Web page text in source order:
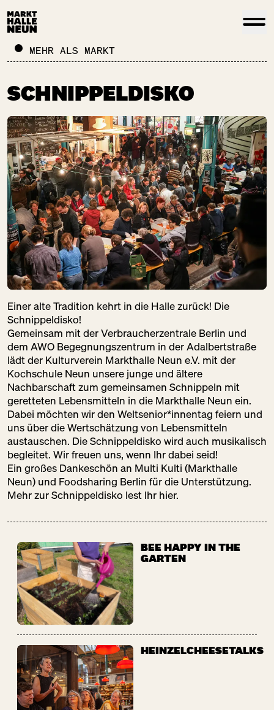
MEHR ALS MARKT
SCHNIPPELDISKO
Einer alte Tradition kehrt in die Halle zurück! Die
Schnippeldisko!
Gemeinsam mit der Verbraucherzentrale Berlin und
dem AWO Begegnungszentrum in der Adalbertstraße
lädt der Kulturverein Markthalle Neun e.V. mit der
Kochschule Neun unsere junge und ältere
Nachbarschaft zum gemeinsamen Schnippeln mit
geretteten Lebensmitteln in die Markthalle Neun ein.
Dabei möchten wir den Weltsenior*innentag feiern und
uns über die Wertschätzung von Lebensmitteln
austauschen. Die Schnippeldisko wird auch musikalisch
begleitet. Wir freuen uns, wenn Ihr dabei seid!
Ein großes Dankeschön an Multi Kulti (Markthalle
Neun) und Foodsharing Berlin für die Unterstützung.
Mehr zur Schnippeldisko lest Ihr hier.
BEE HAPPY IN THE
GARTEN
HEINZELCHEESETALKS